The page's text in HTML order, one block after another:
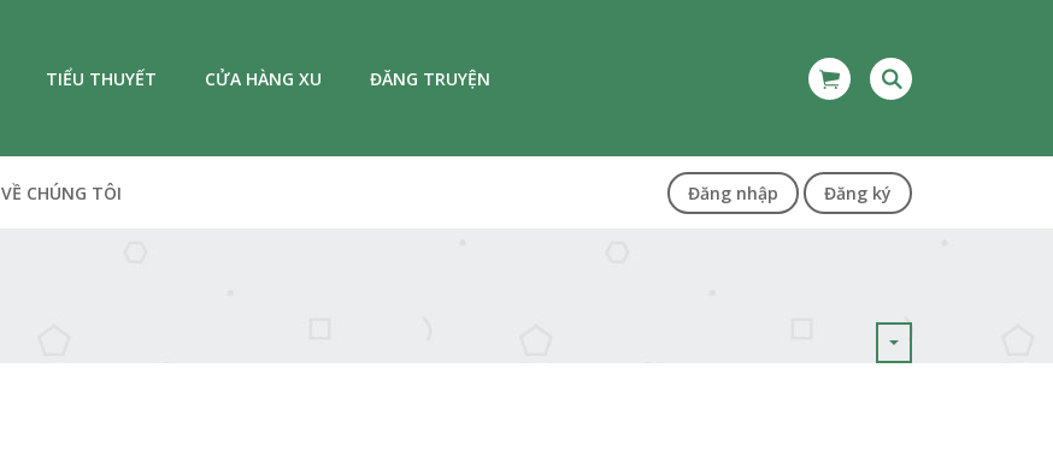
TIỂU THUYẾT CỬA HÀNG XU ĐĂNG TRUYỆN
VỀ CHÚNG TÔI Đăng nhập Đăng ký